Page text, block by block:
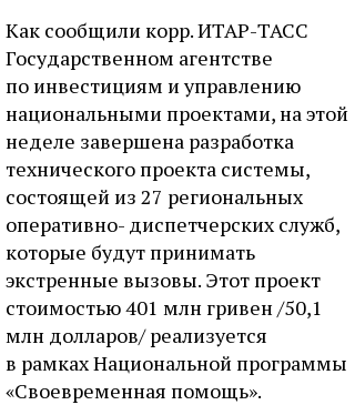
Как сообщили корр. ИТАР-ТАСС
Государственном агентстве
по инвестициям и управлению
национальными проектами, на этой
неделе завершена разработка
технического проекта системы,
состоящей из 27 региональных
оперативно- диспетчерских служб,
которые будут принимать
экстренные вызовы. Этот проект
стоимостью 401 млн гривен /50,1
млн долларов/ реализуется
в рамках Национальной программы
«Своевременная помощь».